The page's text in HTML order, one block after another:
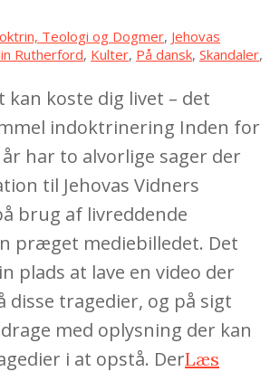
Teologi og Dogmer, Jehovas
Rutherford, Kulter, På dansk, Skandaler,
kan koste dig livet – det
indoktrinering Inden for
har to alvorlige sager der
til Jehovas Vidners
brug af livreddende
præget mediebilledet. Det
plads at lave en video der
disse tragedier, og på sigt
med oplysning der kan
i at opstå. DerLæs